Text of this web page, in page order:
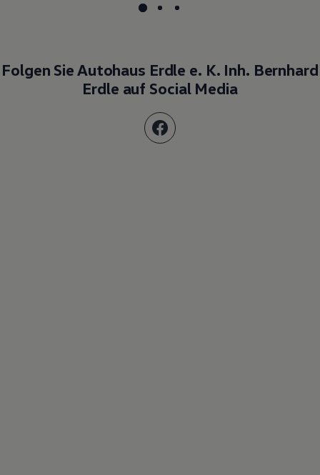
Folgen Sie Autohaus Erdle e. K. Inh. Bernhard
Erdle auf Social Media